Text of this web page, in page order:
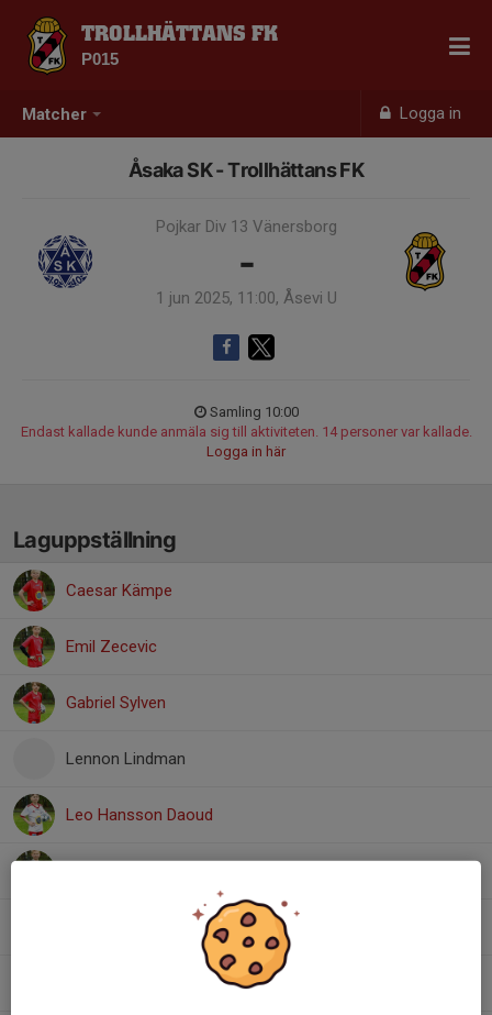
Matcher Logga in
TROLLHÄTTANS FK
P015
Åsaka SK - Trollhättans FK
Pojkar Div 13 Vänersborg
-
1 jun 2025, 11:00, Åsevi U
Samling 10:00
Endast kallade kunde anmäla sig till aktiviteten. 14 personer var kallade.
Logga in här
Laguppställning
Caesar Kämpe
Emil Zecevic
Gabriel Sylven
Lennon Lindman
Leo Hansson Daoud
Ludvig Johansson